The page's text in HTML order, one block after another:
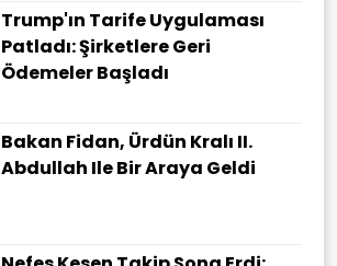
Trump'ın Tarife Uygulaması
Patladı: Şirketlere Geri
Ödemeler Başladı
Bakan Fidan, Ürdün Kralı II.
Abdullah Ile Bir Araya Geldi